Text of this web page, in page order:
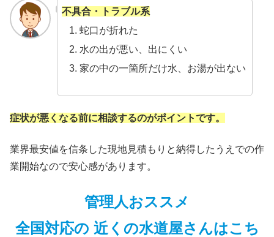
不具合・トラブル系
蛇口が折れた
水の出が悪い、出にくい
家の中の一箇所だけ水、お湯が出ない
症状が悪くなる前に相談するのがポイントです。
業界最安値を信条した現地見積もりと納得したうえでの作
業開始なので安心感があります。
管理人おススメ
全国対応の 近くの水道屋さんはこち